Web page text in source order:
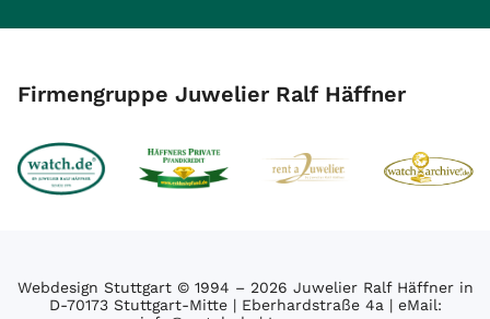
Firmengruppe Juwelier Ralf Häffner
Webdesign Stuttgart© 1994 – 2026 Juwelier Ralf Häffner in
D-70173 Stuttgart-Mitte | Eberhardstraße 4a | eMail: